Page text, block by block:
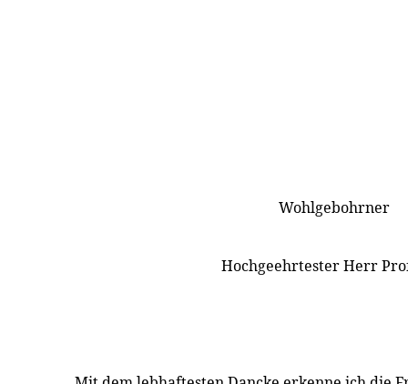
Wohlgebohrner
Hochgeehrtester Herr